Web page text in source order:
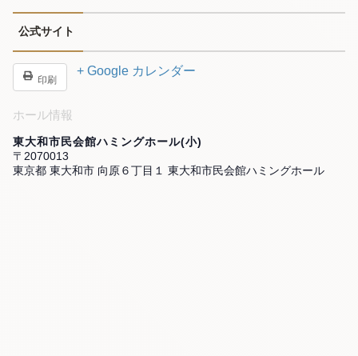
公式サイト
印刷
+ Google カレンダー
ホール情報
東大和市民会館ハミングホール(小)
〒2070013
東京都 東大和市 向原６丁目１ 東大和市民会館ハミングホール